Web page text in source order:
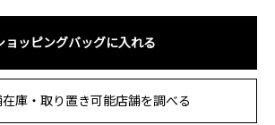
ョッピングバッグに入れる
庫・取り置き可能店舗を調べる